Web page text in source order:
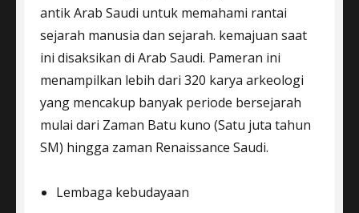
antik Arab Saudi untuk memahami rantai
sejarah manusia dan sejarah. kemajuan saat
ini disaksikan di Arab Saudi. Pameran ini
menampilkan lebih dari 320 karya arkeologi
yang mencakup banyak periode bersejarah
mulai dari Zaman Batu kuno (Satu juta tahun
SM) hingga zaman Renaissance Saudi.
Lembaga kebudayaan